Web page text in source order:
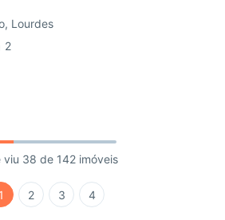
Lourdes
2
viu 38 de 142 imóveis
1 2 3 4